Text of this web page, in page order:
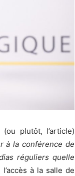
plutôt, l’article)
à la conférence de
réguliers quelle
à la salle de